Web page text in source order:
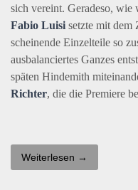
sich vereint. Geradeso,
Fabio Luisi setzte mit dem
scheinende Einzelteile so
ausbalanciertes Ganzes
späten Hindemith
Richter, die die Premiere
Weiterlesen →